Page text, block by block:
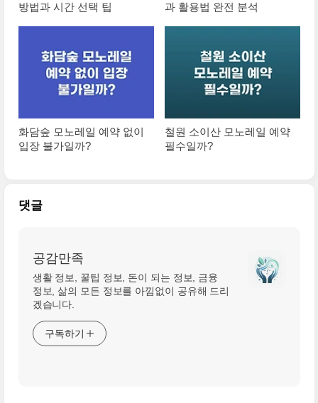
방법과 시간 선택 팁
과 활용법 완전 분석
화담숲 모노레일 예약 없이
입장 불가일까?
철원 소이산 모노레일 예약
필수일까?
댓글
공감만족
생활 정보, 꿀팁 정보, 돈이 되는 정보, 금융
정보, 삶의 모든 정보를 아낌없이 공유해 드리
겠습니다.
구독하기